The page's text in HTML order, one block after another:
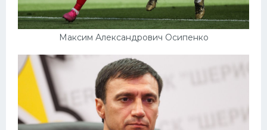
Максим Александрович Осипенко